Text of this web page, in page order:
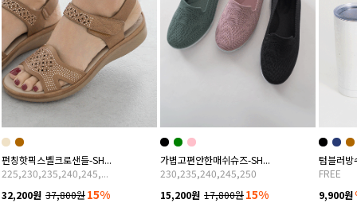
펀칭핫픽스벨크로샌들-SH...
225,230,235,240,245,...
32,200원 37,800원15%
가볍고편안한매쉬슈즈-SH...
230,235,240,245,250
15,200원 17,800원15%
텀블러
FREE
9,900원